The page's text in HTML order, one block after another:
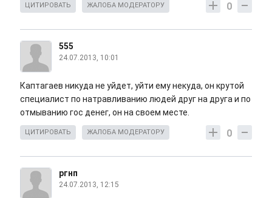
0
ЦИТИРОВАТЬ ЖАЛОБА МОДЕРАТОРУ
555
24.07.2013, 10:01
Каптагаев никуда не уйдет, уйти ему некуда, он крутой
специалист по натравливанию людей друг на друга и по
отмыванию гос денег, он на своем месте.
0
ЦИТИРОВАТЬ ЖАЛОБА МОДЕРАТОРУ
ргнп
24.07.2013, 12:15